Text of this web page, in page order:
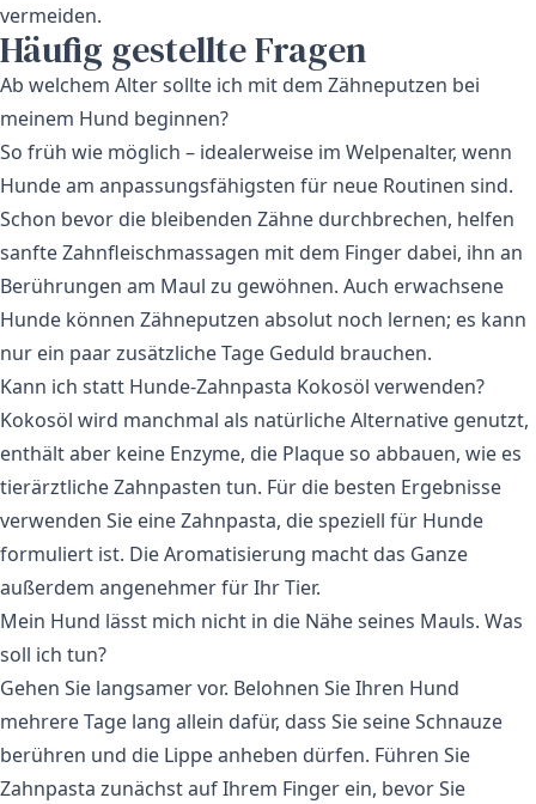
vermeiden.
Häufig gestellte Fragen
Ab welchem Alter sollte ich mit dem Zähneputzen bei
meinem Hund beginnen?
So früh wie möglich – idealerweise im Welpenalter, wenn
Hunde am anpassungsfähigsten für neue Routinen sind.
Schon bevor die bleibenden Zähne durchbrechen, helfen
sanfte Zahnfleischmassagen mit dem Finger dabei, ihn an
Berührungen am Maul zu gewöhnen. Auch erwachsene
Hunde können Zähneputzen absolut noch lernen; es kann
nur ein paar zusätzliche Tage Geduld brauchen.
Kann ich statt Hunde-Zahnpasta Kokosöl verwenden?
Kokosöl wird manchmal als natürliche Alternative genutzt,
enthält aber keine Enzyme, die Plaque so abbauen, wie es
tierärztliche Zahnpasten tun. Für die besten Ergebnisse
verwenden Sie eine Zahnpasta, die speziell für Hunde
formuliert ist. Die Aromatisierung macht das Ganze
außerdem angenehmer für Ihr Tier.
Mein Hund lässt mich nicht in die Nähe seines Mauls. Was
soll ich tun?
Gehen Sie langsamer vor. Belohnen Sie Ihren Hund
mehrere Tage lang allein dafür, dass Sie seine Schnauze
berühren und die Lippe anheben dürfen. Führen Sie
Zahnpasta zunächst auf Ihrem Finger ein, bevor Sie